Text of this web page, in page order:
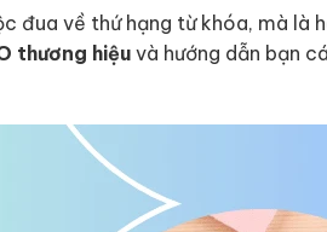
đua về thứ hạng từ khóa, mà là
thương hiệu và hướng dẫn bạn